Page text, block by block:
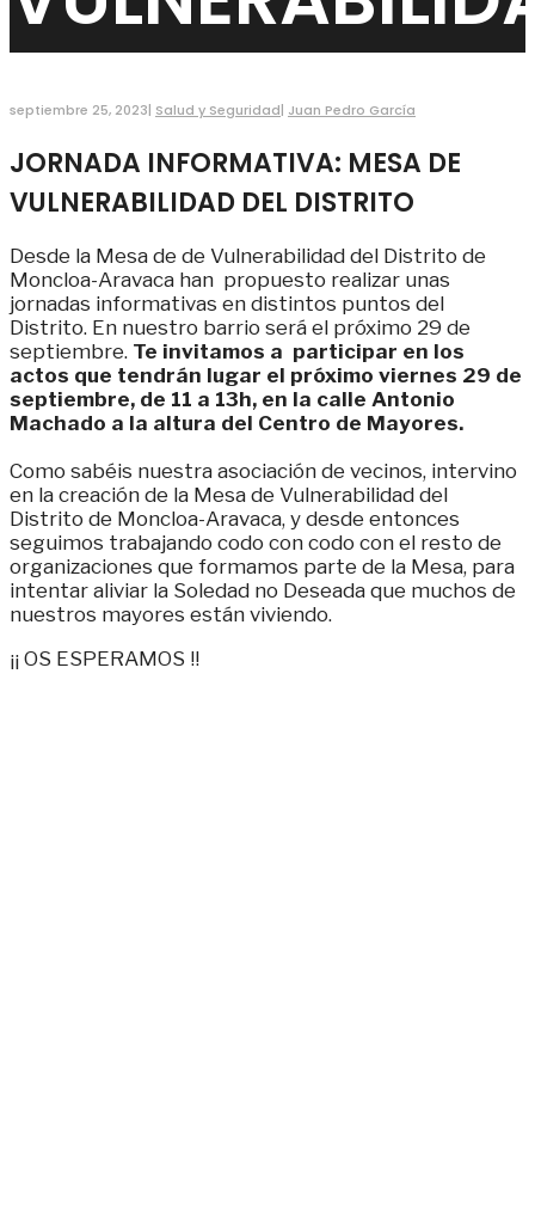
septiembre 25, 2023| Salud y Seguridad| Juan Pedro García
JORNADA INFORMATIVA: MESA DE
VULNERABILIDAD DEL DISTRITO
Desde la Mesa de de Vulnerabilidad del Distrito de
Moncloa-Aravaca han propuesto realizar unas
jornadas informativas en distintos puntos del
Distrito. En nuestro barrio será el próximo 29 de
septiembre. Te invitamos a participar en los
actos que tendrán lugar el próximo viernes 29 de
septiembre, de 11 a 13h, en la calle Antonio
Machado a la altura del Centro de Mayores.
Como sabéis nuestra asociación de vecinos, intervino
en la creación de la Mesa de Vulnerabilidad del
Distrito de Moncloa-Aravaca, y desde entonces
seguimos trabajando codo con codo con el resto de
organizaciones que formamos parte de la Mesa, para
intentar aliviar la Soledad no Deseada que muchos de
nuestros mayores están viviendo.
¡¡ OS ESPERAMOS !!